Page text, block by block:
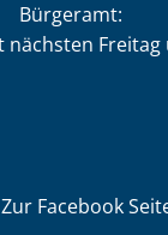
Bürgeramt:
oder
nächsten Freitag
Zur Facebook